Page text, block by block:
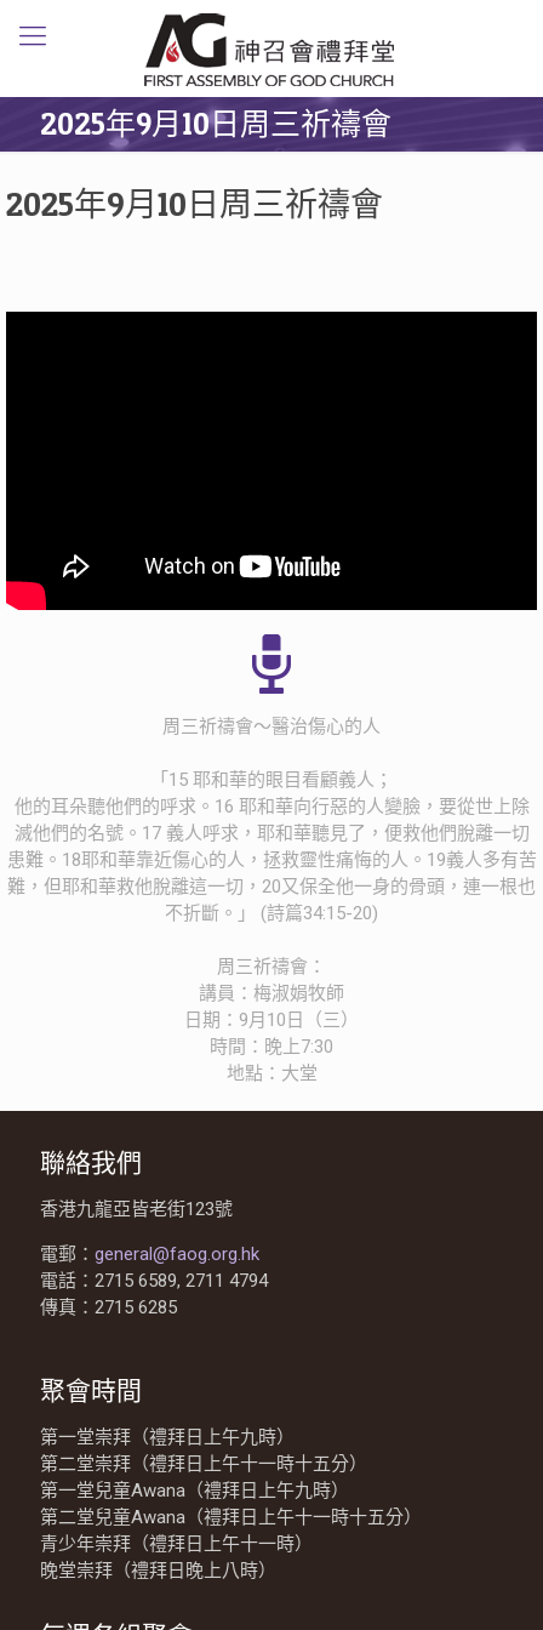
2025年9月10日周三祈禱會
2025年9月10日周三祈禱會
周三祈禱會～醫治傷心的人
「15 耶和華的眼目看顧義人；
他的耳朵聽他們的呼求。16 耶和華向行惡的人變臉，要從世上除
滅他們的名號。17 義人呼求，耶和華聽見了，便救他們脫離一切
患難。18耶和華靠近傷心的人，拯救靈性痛悔的人。19義人多有苦
難，但耶和華救他脫離這一切，20又保全他一身的骨頭，連一根也
不折斷。」 (詩篇34:15-20)
周三祈禱會：
講員：梅淑娟牧師
日期：9月10日（三）
時間：晚上7:30
地點：大堂
聯絡我們
香港九龍亞皆老街123號
電郵： general@faog.org.hk
電話：2715 6589, 2711 4794
傳真：2715 6285
聚會時間
第一堂崇拜（禮拜日上午九時）
第二堂崇拜（禮拜日上午十一時十五分）
第一堂兒童Awana（禮拜日上午九時）
第二堂兒童Awana（禮拜日上午十一時十五分）
青少年崇拜（禮拜日上午十一時）
晚堂崇拜（禮拜日晚上八時）